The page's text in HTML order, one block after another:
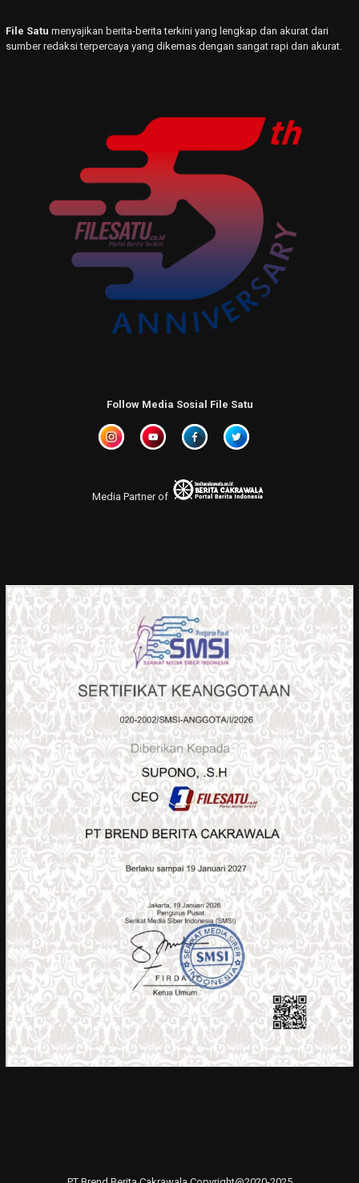
File Satu menyajikan berita-berita terkini yang lengkap dan akurat dari
sumber redaksi terpercaya yang dikemas dengan sangat rapi dan akurat.
Follow Media Sosial File Satu
Media Partner of